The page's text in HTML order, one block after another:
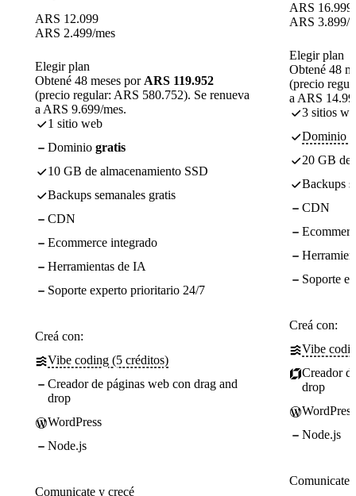
ARS 12.099
ARS 2.499/mes
Elegir plan
Obtené 48 meses por ARS 119.952
(precio regular: ARS 580.752). Se renueva
a ARS 9.699/mes.
1 sitio web
Dominio gratis
10 GB de almacenamiento SSD
Backups semanales gratis
CDN
Ecommerce integrado
Herramientas de IA
Soporte experto prioritario 24/7
Creá con:
Vibe coding (5 créditos)
Creador de páginas web con drag and
drop
WordPress
Node.js
Comunicate y crecé
ARS 16.999
ARS 3.899/
Elegir plan
Obtené 48
(precio
a ARS
3 sitios
Dominio
20 GB de
Backups
CDN
Soporte
Creá con:
Vibe
Creador
drop
WordPress
Node.js
Comunicate